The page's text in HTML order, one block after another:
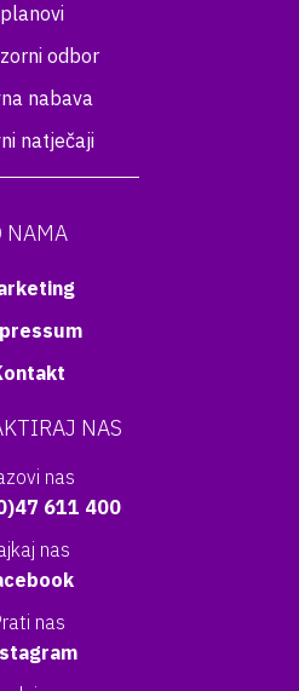
planovi
odbor
nabava
natječaji
NAMA
NAS
nas
611 400
nas
nas